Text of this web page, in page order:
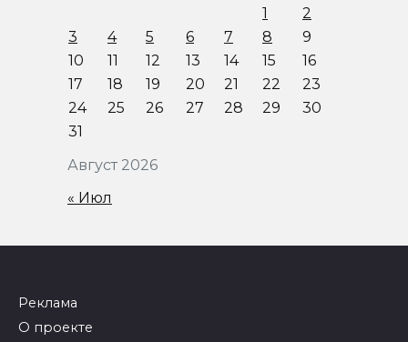
Август 2026
1
2
3
4 5 6 7 8
9
10
11 12 13 14 15
16
17
18 19 20 21 22
23
24
25 26 27 28 29
30
31
« Июл
Реклама
О проекте